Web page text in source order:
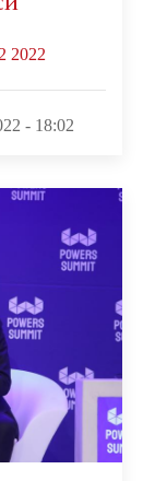
2022
- 18:02